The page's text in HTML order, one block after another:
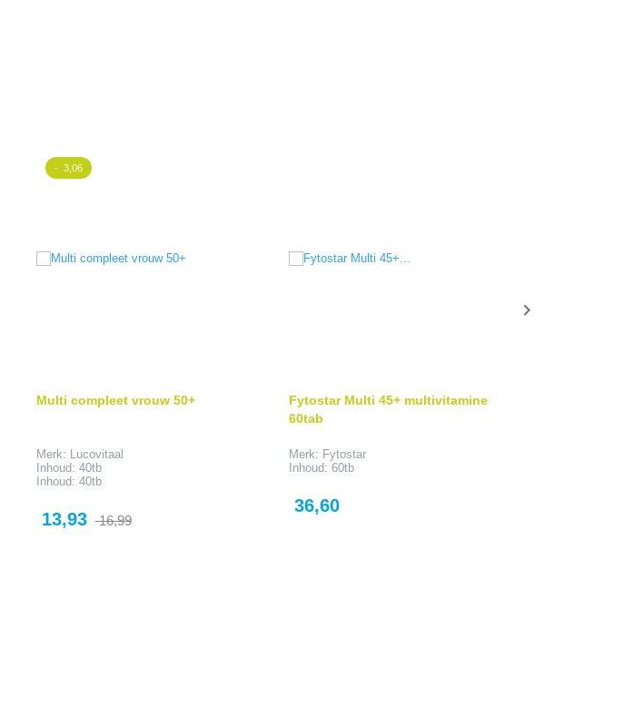
Multi compleet vrouw 50+
Merk: Lucovitaal
Inhoud: 40tb
Inhoud: 40tb
Prijs
13,93 Normale
16,99
- 3,06
Fytostar Multi 45+ multivitamine
60tab
Merk: Fytostar
Inhoud: 60tb
Prijs
36,60
